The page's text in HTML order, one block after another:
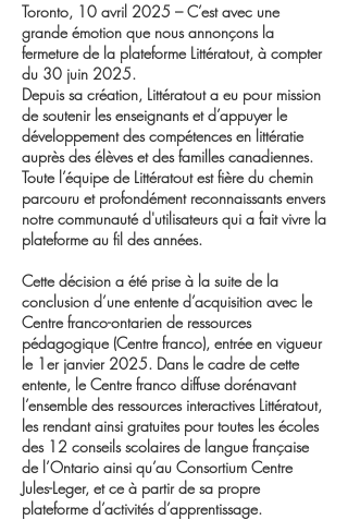
Toronto, 10 avril 2025 – C’est avec une
grande émotion que nous annonçons la
fermeture de la plateforme Littératout, à compter
du 30 juin 2025.
Depuis sa création, Littératout a eu pour mission
de soutenir les enseignants et d’appuyer le
développement des compétences en littératie
auprès des élèves et des familles canadiennes.
Toute l’équipe de Littératout est fière du chemin
parcouru et profondément reconnaissants envers
notre communauté d'utilisateurs qui a fait vivre la
plateforme au fil des années.
Cette décision a été prise à la suite de la
conclusion d’une entente d’acquisition avec le
Centre franco-ontarien de ressources
pédagogique (Centre franco), entrée en vigueur
le 1er janvier 2025. Dans le cadre de cette
entente, le Centre franco diffuse dorénavant
l’ensemble des ressources interactives Littératout,
les rendant ainsi gratuites pour toutes les écoles
des 12 conseils scolaires de langue française
de l’Ontario ainsi qu’au Consortium Centre
Jules-Leger, et ce à partir de sa propre
plateforme d’activités d’apprentissage.